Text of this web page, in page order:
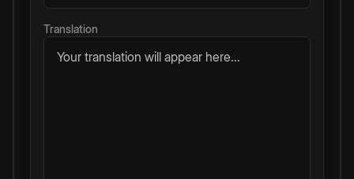
Translation
Your translation will appear here...